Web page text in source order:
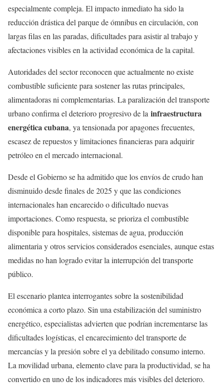
especialmente compleja. El impacto inmediato ha sido la
reducción drástica del parque de ómnibus en circulación, con
largas filas en las paradas, dificultades para asistir al trabajo y
afectaciones visibles en la actividad económica de la capital.
Autoridades del sector reconocen que actualmente no existe
combustible suficiente para sostener las rutas principales,
alimentadoras ni complementarias. La paralización del transporte
urbano confirma el deterioro progresivo de la infraestructura
energética cubana, ya tensionada por apagones frecuentes,
escasez de repuestos y limitaciones financieras para adquirir
petróleo en el mercado internacional.
Desde el Gobierno se ha admitido que los envíos de crudo han
disminuido desde finales de 2025 y que las condiciones
internacionales han encarecido o dificultado nuevas
importaciones. Como respuesta, se prioriza el combustible
disponible para hospitales, sistemas de agua, producción
alimentaria y otros servicios considerados esenciales, aunque estas
medidas no han logrado evitar la interrupción del transporte
público.
El escenario plantea interrogantes sobre la sostenibilidad
económica a corto plazo. Sin una estabilización del suministro
energético, especialistas advierten que podrían incrementarse las
dificultades logísticas, el encarecimiento del transporte de
mercancías y la presión sobre el ya debilitado consumo interno.
La movilidad urbana, elemento clave para la productividad, se ha
convertido en uno de los indicadores más visibles del deterioro.